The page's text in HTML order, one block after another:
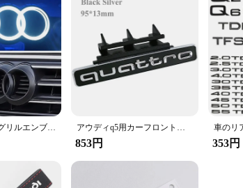
アウディ用LEDグリルエンブレム、4リングロゴライト、黒と銀のバッジ、auti a3、a4、a5、a6、a7、a8、s3、s4、s5、s6、s7、q3、q5、q7 アウディq5用カーフロントグリルバッジ,3Dクロームブラックロゴ,クワトロエンブレム,ABSアクセサリー
853円 353円